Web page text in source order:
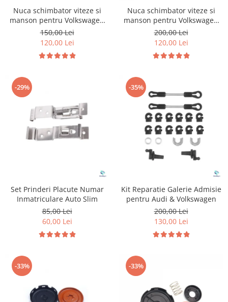
Nuca schimbator viteze si
manson pentru Volkswagen
Golf 6
150,00 Lei
120,00 Lei
Nuca schimbator viteze si
manson pentru Volkswagen
Golf 4
200,00 Lei
120,00 Lei
-29%
Set Prinderi Placute Numar
Inmatriculare Auto Slim
85,00 Lei
60,00 Lei
-35%
Kit Reparatie Galerie Admisie
pentru Audi & Volkswagen
200,00 Lei
130,00 Lei
-33% -33%